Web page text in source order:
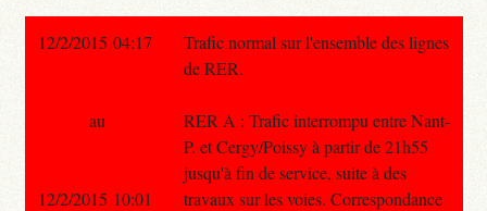
12/2/2015 04:17
Trafic normal sur l'ensemble des lignes
de RER.
RER A : Trafic interrompu entre Nant-
P. et Cergy/Poissy à partir de 21h55
jusqu'à fin de service, suite à des
travaux sur les voies. Correspondance
au
12/2/2015 10:01